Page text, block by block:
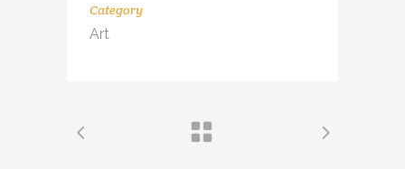
Category
Art